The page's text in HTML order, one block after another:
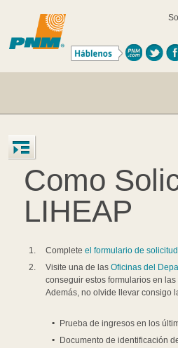
Como
LIHEAP
Complete el formulario de
Visite una de las Oficinas del
conseguir estos formularios en
Además, no olvide llevar consigo
Prueba de ingresos en los
Documento de identificación